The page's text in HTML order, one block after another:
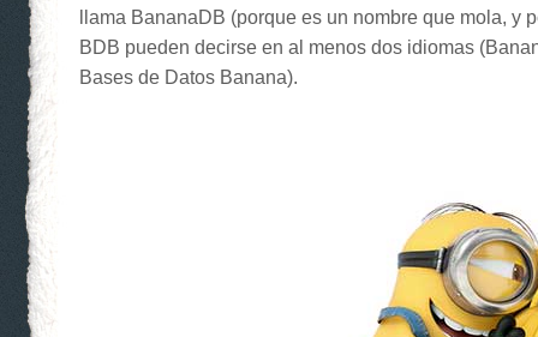
llama BananaDB (porque es un nombre que mola, y
BDB pueden decirse en al menos dos idiomas
Bases de Datos Banana).